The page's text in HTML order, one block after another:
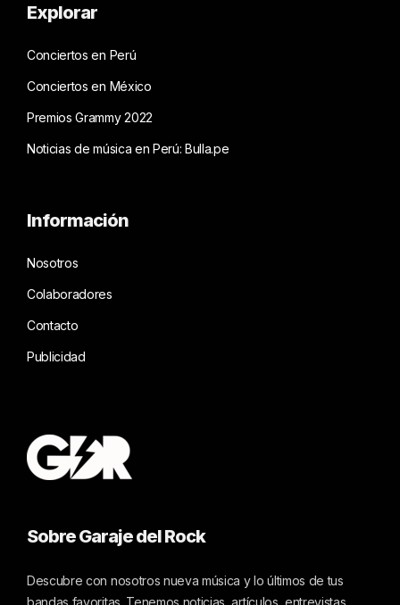
Explorar
Conciertos en Perú
Conciertos en México
Premios Grammy 2022
Noticias de música en Perú: Bulla.pe
Información
Nosotros
Colaboradores
Contacto
Publicidad
Sobre Garaje del Rock
Descubre con nosotros nueva música y lo últimos de tus
bandas favoritas. Tenemos noticias, artículos, entrevistas,